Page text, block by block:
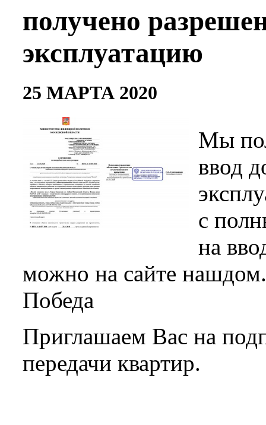
получено
эксплуатацию
25 МАРТА 2020
Мы
ввод
с
на
можно на сайте
Победа
Приглашаем Вас на
передачи квартир.